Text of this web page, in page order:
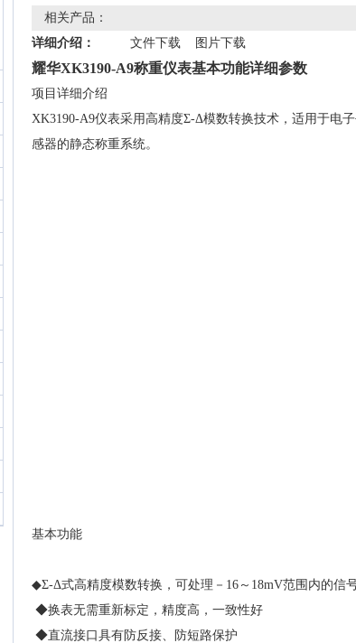
相关产品：
详细介绍：
文件下载 图片下载
耀华XK3190-A9称重仪表基本功能详细参数
项目详细介绍
XK3190-A9仪表采用高精度Σ-Δ模数转换技术，适用于电
感器的静态称重系统。
基本功能
◆Σ-Δ式高精度模数转换，可处理－16～18mV范围内的信
◆换表无需重新标定，精度高，一致性好
◆直流接口具有防反接、防短路保护